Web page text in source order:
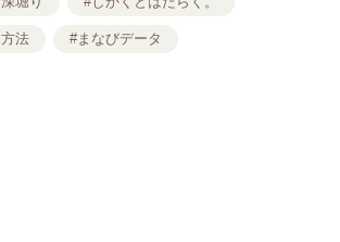
法 #まなびデータ